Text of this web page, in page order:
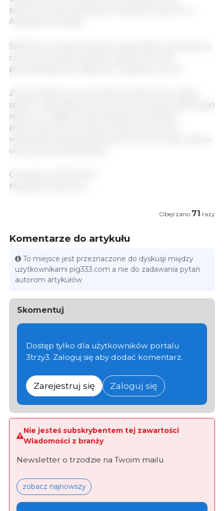
polowych spowodowanych opadami deszczu w
Argentynie i Brazylii.
Światowe ceny jęczmienia i sorga także wzrosły, przy
czym notowania wszystkich głównych zbóż
pozostawały pod wpływem wyższych cen soi.
Z kolei indeks cen ryżu FAO (All Rice Price Index)
spadł w listopadzie o 1,5%, ponieważ zbiory głównego
sezonu w krajach eksportujących na półkuli
północnej oraz stonowany popyt importowy
wywierały presję spadkową na ceny ryżu typu Indica
oraz ryżu aromatycznego.
Grudzień 12, 2025/ FAO.
https://www.fao.org
Obejrzano 71 razy
Komentarze do artykułu
To miejsce jest przeznaczone do dyskusji między
użytkownikami pig333.com a nie do zadawania pytań
autorom artykułów
Skomentuj
Dostęp tylko dla użytkowników portalu
3trzy3. Zaloguj się aby dodać komentarz.
Zarejestruj się Zaloguj się
Nie jesteś subskrybentem tej zawartości
Wiadomości z branży
Newsletter o trzodzie na Twoim mailu
zobacz najnowszy